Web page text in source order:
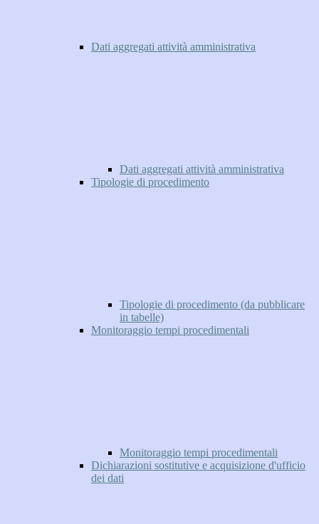
Dati aggregati attività amministrativa
Dati aggregati attività amministrativa
Tipologie di procedimento
Tipologie di procedimento (da pubblicare
in tabelle)
Monitoraggio tempi procedimentali
Monitoraggio tempi procedimentali
Dichiarazioni sostitutive e acquisizione d'ufficio
dei dati